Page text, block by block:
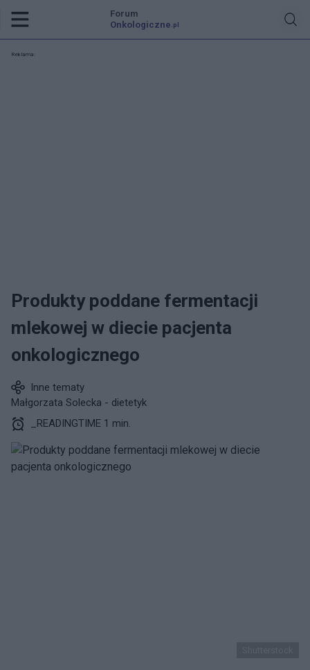
Forum
Onkologiczne .pl
Reklama:
Produkty poddane fermentacji
mlekowej w diecie pacjenta
onkologicznego
Inne tematy
Małgorzata Solecka - dietetyk
_READINGTIME 1 min.